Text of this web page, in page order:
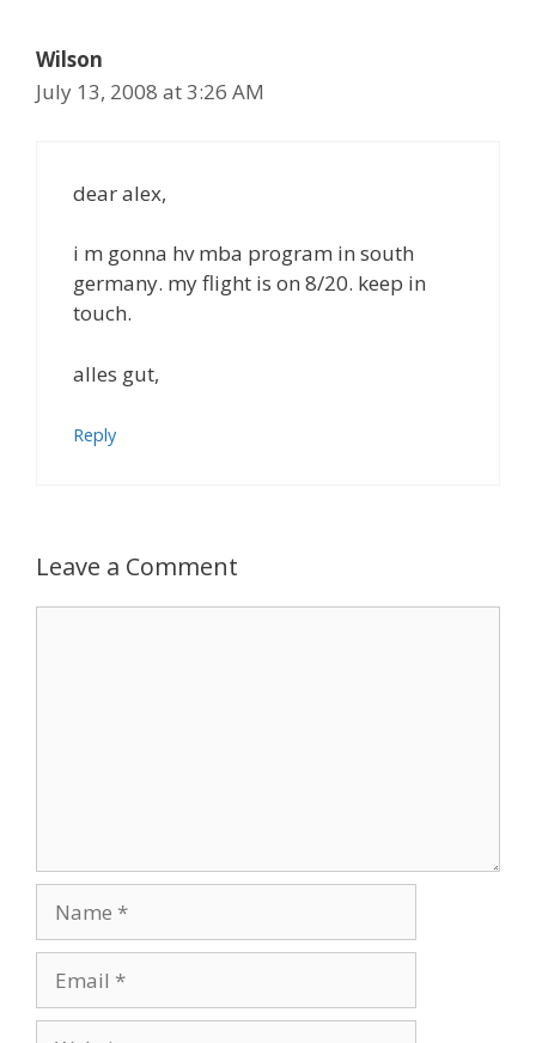
Wilson
July 13, 2008 at 3:26 AM
dear alex,
i m gonna hv mba program in south
germany. my flight is on 8/20. keep in
touch.
alles gut,
Reply
Leave a Comment